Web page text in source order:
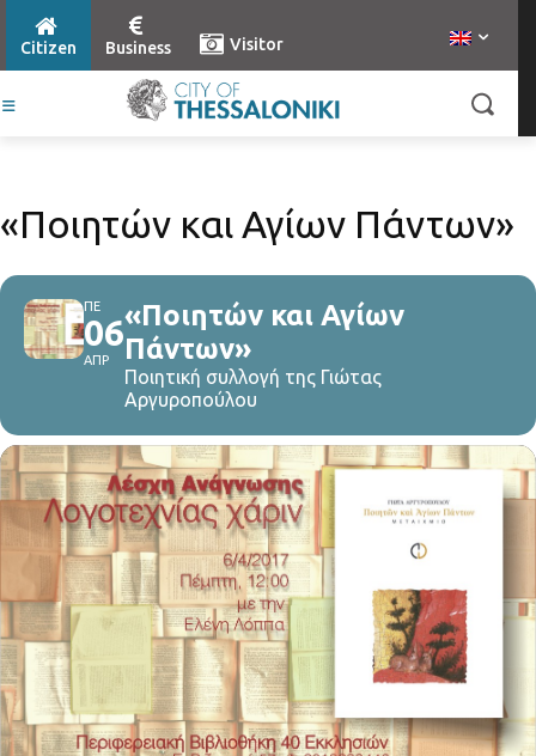
Citizen Business Visitor
«Ποιητών και Αγίων Πάντων»
ΠΕ
06
ΑΠΡ
«Ποιητών και Αγίων
Πάντων»
Ποιητική συλλογή της Γιώτας
Αργυροπούλου